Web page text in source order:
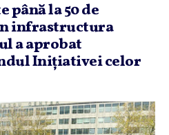
până la 50 de
infrastructura
a aprobat
Iniţiativei celor